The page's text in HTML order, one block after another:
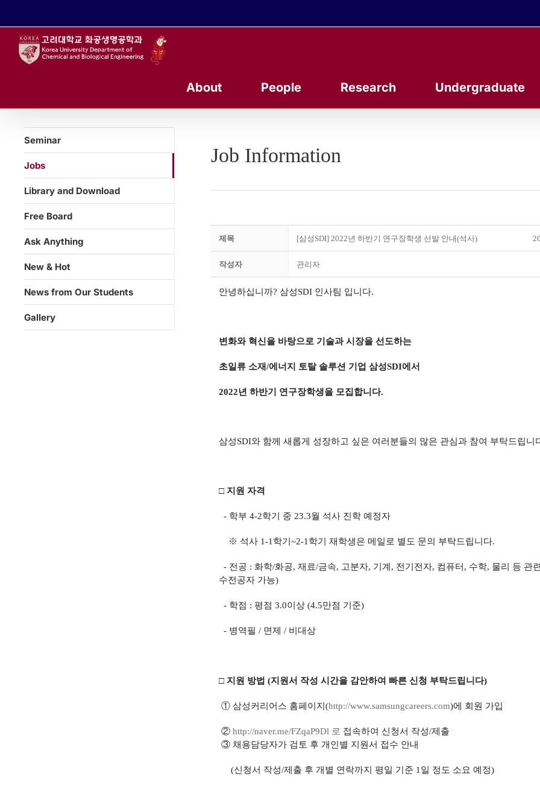
About People Research Undergraduate
Job Information
제목 [삼성SDI] 2022년 하반기 연구장학생 선발 안내(석사)
작성자 관리자
안녕하십니까? 삼성SDI 인사팀 입니다.
변화와 혁신을 바탕으로 기술과 시장을 선도하는
초일류 소재/에너지 토탈 솔루션 기업 삼성SDI에서
2022년 하반기 연구장학생을 모집합니다.
삼성SDI와 함께 새롭게 성장하고 싶은 여러분들의 많은 관심과 참여 부탁드립니
□ 지원 자격
- 학부 4-2학기 중 23.3월 석사 진학 예정자
※ 석사 1-1학기~2-1학기 재학생은 메일로 별도 문의 부탁드립니다.
- 전공 : 화학/화공, 재료/금속, 고분자, 기계, 전기전자, 컴퓨터, 수학, 물리 등 관
수전공자 가능)
- 학점 : 평점 3.0이상 (4.5만점 기준)
- 병역필 / 면제 / 비대상
□ 지원 방법 (지원서 작성 시간을 감안하여 빠른 신청 부탁드립니다)
① 삼성커리어스 홈페이지(http://www.samsungcareers.com)에 회원 가입
② http://naver.me/FZqaP9Dl 로 접속하여 신청서 작성/제출
③ 채용담당자가 검토 후 개인별 지원서 접수 안내
(신청서 작성/제출 후 개별 연락까지 평일 기준 1일 정도 소요 예정)
Seminar
Jobs
Library and Download
Free Board
Ask Anything
New & Hot
News from Our Students
Gallery